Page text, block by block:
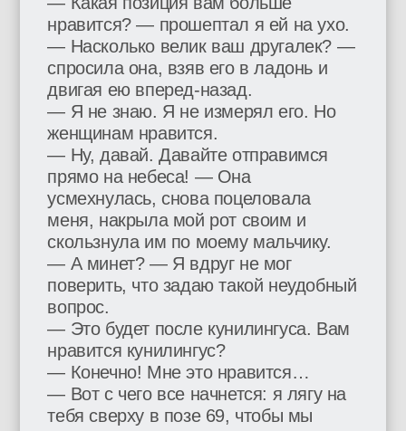
нравится? — прошептал я ей на ухо.
— Насколько велик ваш другалек? —
спросила она, взяв его в ладонь и
двигая ею вперед-назад.
— Я не знаю. Я не измерял его. Но
женщинам нравится.
— Ну, давай. Давайте отправимся
прямо на небеса! — Она
усмехнулась, снова поцеловала
меня, накрыла мой рот своим и
скользнула им по моему мальчику.
— А минет? — Я вдруг не мог
поверить, что задаю такой неудобный
вопрос.
— Это будет после кунилингуса. Вам
нравится кунилингус?
— Конечно! Мне это нравится…
— Вот с чего все начнется: я лягу на
тебя сверху в позе 69, чтобы мы